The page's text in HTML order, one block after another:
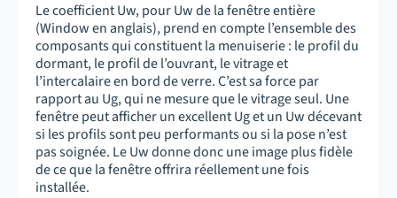
Le coefficient Uw, pour Uw de la fenêtre entière
(Window en anglais), prend en compte l’ensemble des
composants qui constituent la menuiserie : le profil du
dormant, le profil de l’ouvrant, le vitrage et
l’intercalaire en bord de verre. C’est sa force par
rapport au Ug, qui ne mesure que le vitrage seul. Une
fenêtre peut afficher un excellent Ug et un Uw décevant
si les profils sont peu performants ou si la pose n’est
pas soignée. Le Uw donne donc une image plus fidèle
de ce que la fenêtre offrira réellement une fois
installée.